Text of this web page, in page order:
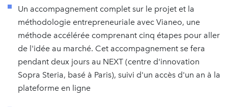
Un accompagnement complet sur le projet et la
méthodologie entrepreneuriale avec Vianeo, une
méthode accélérée comprenant cinq étapes pour aller
de l'idée au marché. Cet accompagnement se fera
pendant deux jours au NEXT (centre d'innovation
Sopra Steria, basé à Paris), suivi d'un accès d'un an à la
plateforme en ligne